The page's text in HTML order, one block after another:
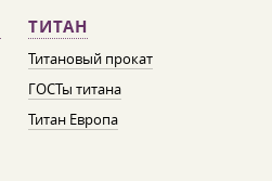
ТИТАН
Титановый прокат
ГОСТы титана
Титан Европа